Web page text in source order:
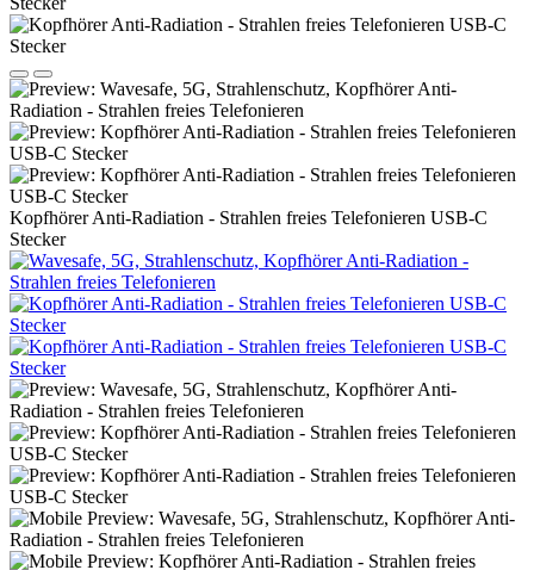
Kopfhörer Anti-Radiation - Strahlen freies Telefonieren USB-C
Stecker